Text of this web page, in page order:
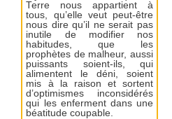
Terre nous appartient à
tous, qu’elle veut peut-être
nous dire qu’il ne serait pas
inutile de modifier nos
habitudes, que les
prophètes de malheur, aussi
puissants soient-ils, qui
alimentent le déni, soient
mis à la raison et sortent
d’optimismes inconsidérés
qui les enferment dans une
béatitude coupable.